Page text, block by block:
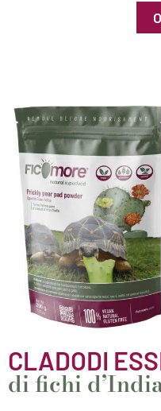
CLADODI
di fichi